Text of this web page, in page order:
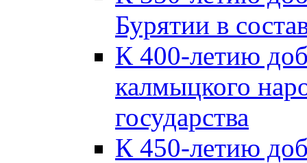
Бурятии в
К 400-летию
калмыцкого
государства
К 450-летию